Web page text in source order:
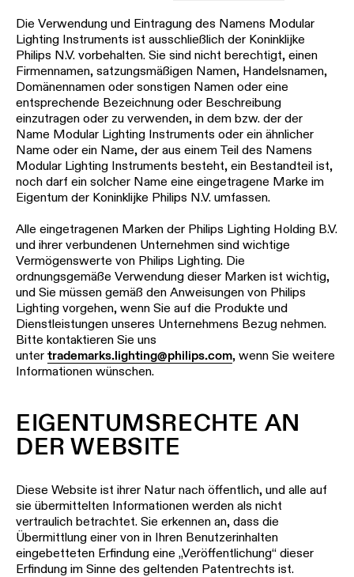
Die Verwendung und Eintragung des Namens Modular
Lighting Instruments ist ausschließlich der Koninklijke
Philips N.V. vorbehalten. Sie sind nicht berechtigt, einen
Firmennamen, satzungsmäßigen Namen, Handelsnamen,
Domänennamen oder sonstigen Namen oder eine
entsprechende Bezeichnung oder Beschreibung
einzutragen oder zu verwenden, in dem bzw. der der
Name Modular Lighting Instruments oder ein ähnlicher
Name oder ein Name, der aus einem Teil des Namens
Modular Lighting Instruments besteht, ein Bestandteil ist,
noch darf ein solcher Name eine eingetragene Marke im
Eigentum der Koninklijke Philips N.V. umfassen.
Alle eingetragenen Marken der Philips Lighting Holding B.V.
und ihrer verbundenen Unternehmen sind wichtige
Vermögenswerte von Philips Lighting. Die
ordnungsgemäße Verwendung dieser Marken ist wichtig,
und Sie müssen gemäß den Anweisungen von Philips
Lighting vorgehen, wenn Sie auf die Produkte und
Dienstleistungen unseres Unternehmens Bezug nehmen.
Bitte kontaktieren Sie uns
unter trademarks.lighting@philips.com, wenn Sie weitere
Informationen wünschen.
EIGENTUMSRECHTE AN
DER WEBSITE
Diese Website ist ihrer Natur nach öffentlich, und alle auf
sie übermittelten Informationen werden als nicht
vertraulich betrachtet. Sie erkennen an, dass die
Übermittlung einer von in Ihren Benutzerinhalten
eingebetteten Erfindung eine „Veröffentlichung“ dieser
Erfindung im Sinne des geltenden Patentrechts ist.